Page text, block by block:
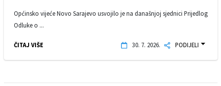
Općinsko vijeće Novo Sarajevo usvojilo je na današnjoj sjednici Prijedlog
Odluke o ...
ČITAJ VIŠE 30. 7. 2026. PODIJELI